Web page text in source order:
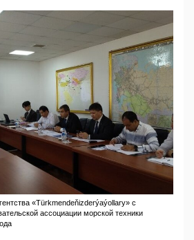
«Türkmendeňizderýaýollary» с
ассоциации морской техники